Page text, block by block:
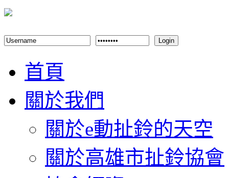
Login
首頁
關於我們
關於e動扯鈴的天空
關於高雄市扯鈴協會